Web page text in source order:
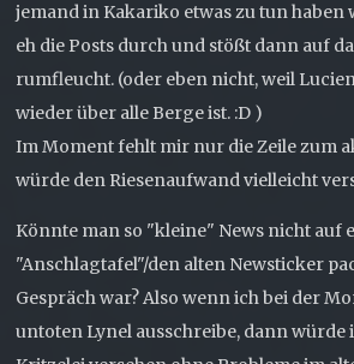
jemand in Kakariko etwas zu tun haben
eh die Posts durch und stößt dann auf
rumfleucht. (oder eben nicht, weil
wieder über alle Berge ist. :D )
Im Moment fehlt mir nur die Zeile zum
würde den Riesenaufwand vielleicht
Könnte man so "kleine" News nicht auf
"Anschlagtafel"/den alten Newsticker
Gespräch war? Also wenn ich bei der
untoten Lynel ausschreibe, dann würde